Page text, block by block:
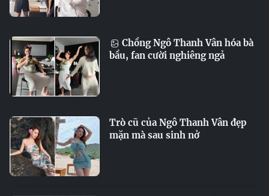
Chồng Ngô Thanh Vân hóa bà
bầu, fan cười nghiêng ngả
Trò cũ của Ngô Thanh Vân đẹp
mặn mà sau sinh nở